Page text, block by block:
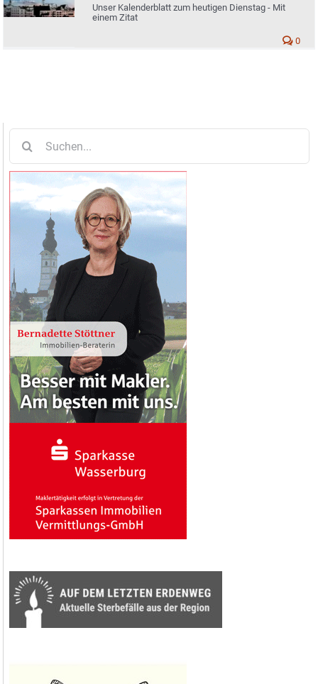
Unser Kalenderblatt zum heutigen Dienstag - Mit
einem Zitat
0
nach: